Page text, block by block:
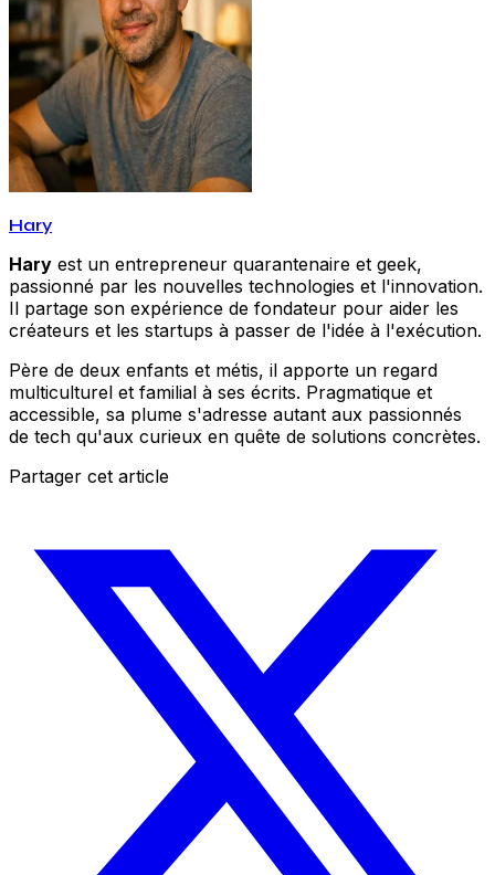
Hary
Hary est un entrepreneur quarantenaire et geek,
passionné par les nouvelles technologies et l'innovation.
Il partage son expérience de fondateur pour aider les
créateurs et les startups à passer de l'idée à l'exécution.
Père de deux enfants et métis, il apporte un regard
multiculturel et familial à ses écrits. Pragmatique et
accessible, sa plume s'adresse autant aux passionnés
de tech qu'aux curieux en quête de solutions concrètes.
Partager cet article